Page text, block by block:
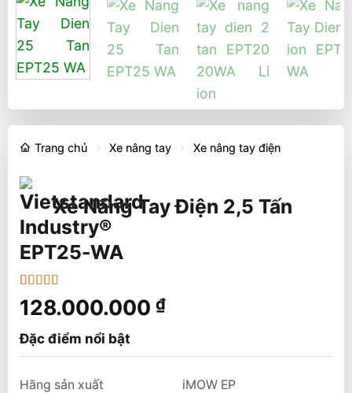
Trang chủ Xe nâng tay Xe nâng tay điện
Xe Nâng Tay Điện 2,5 Tấn
EPT25-WA
5trên 5 dựa
trên
1
đánh
128.000.000 ₫
Đặc điểm nổi bật
Hãng sản xuất
iMOW EP